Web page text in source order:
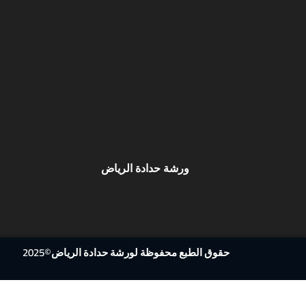
ورشة حدادة الرياض
حقوق الطبع محفوظة لورشة حدادة الرياض©2025